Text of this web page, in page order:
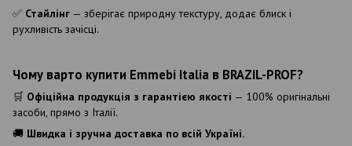
✅ Стайлінг — зберігає природну текстуру, додає блиск і
рухливість зачісці.
Чому варто купити Emmebi Italia в BRAZIL-PROF?
🛒 Офіційна продукція з гарантією якості — 100% оригінальні
засоби, прямо з Італії.
🚚 Швидка і зручна доставка по всій Україні.